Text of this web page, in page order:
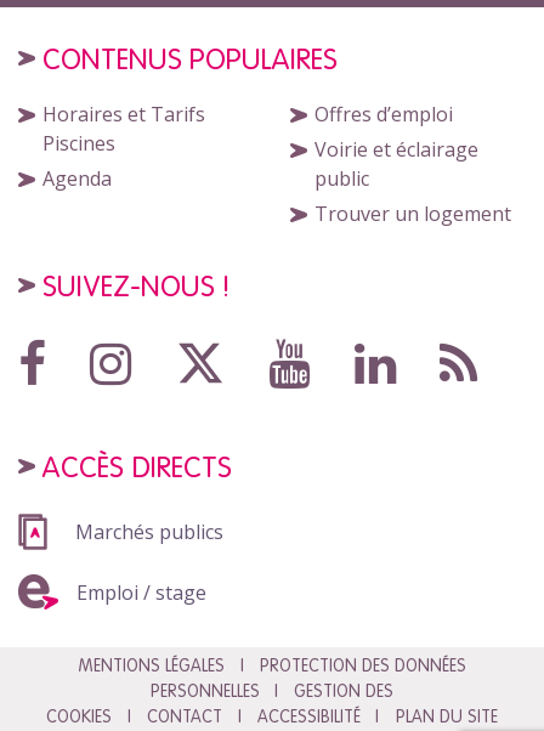
CONTENUS POPULAIRES
Horaires et Tarifs
Piscines
Agenda
Offres d’emploi
Voirie et éclairage
public
Trouver un logement
SUIVEZ-NOUS !
ACCÈS DIRECTS
Marchés publics
Emploi / stage
MENTIONS LÉGALES
PROTECTION DES DONNÉES
PERSONNELLES
GESTION DES
COOKIES
CONTACT ACCESSIBILITÉ PLAN DU SITE